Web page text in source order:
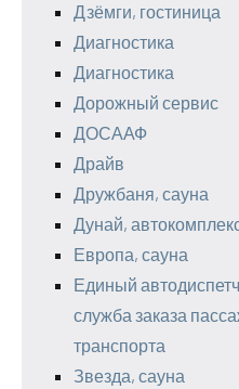
Дзёмги, гостиница
Диагностика
Диагностика
Дорожный сервис
ДОСААФ
Драйв
Дружбаня, сауна
Дунай,
Европа, сауна
Единый
служба заказа
транспорта
Звезда, сауна